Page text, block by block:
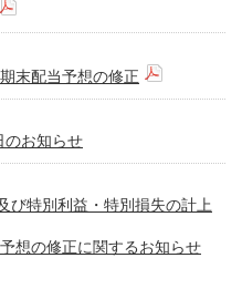
末配当予想の修正
のお知らせ
び特別利益・特別損失の計上
想の修正に関するお知らせ